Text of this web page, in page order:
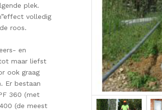
plek.
volledig
roos.
en
maar liefst
ook graag
Er bestaan
360 (met
(de meest